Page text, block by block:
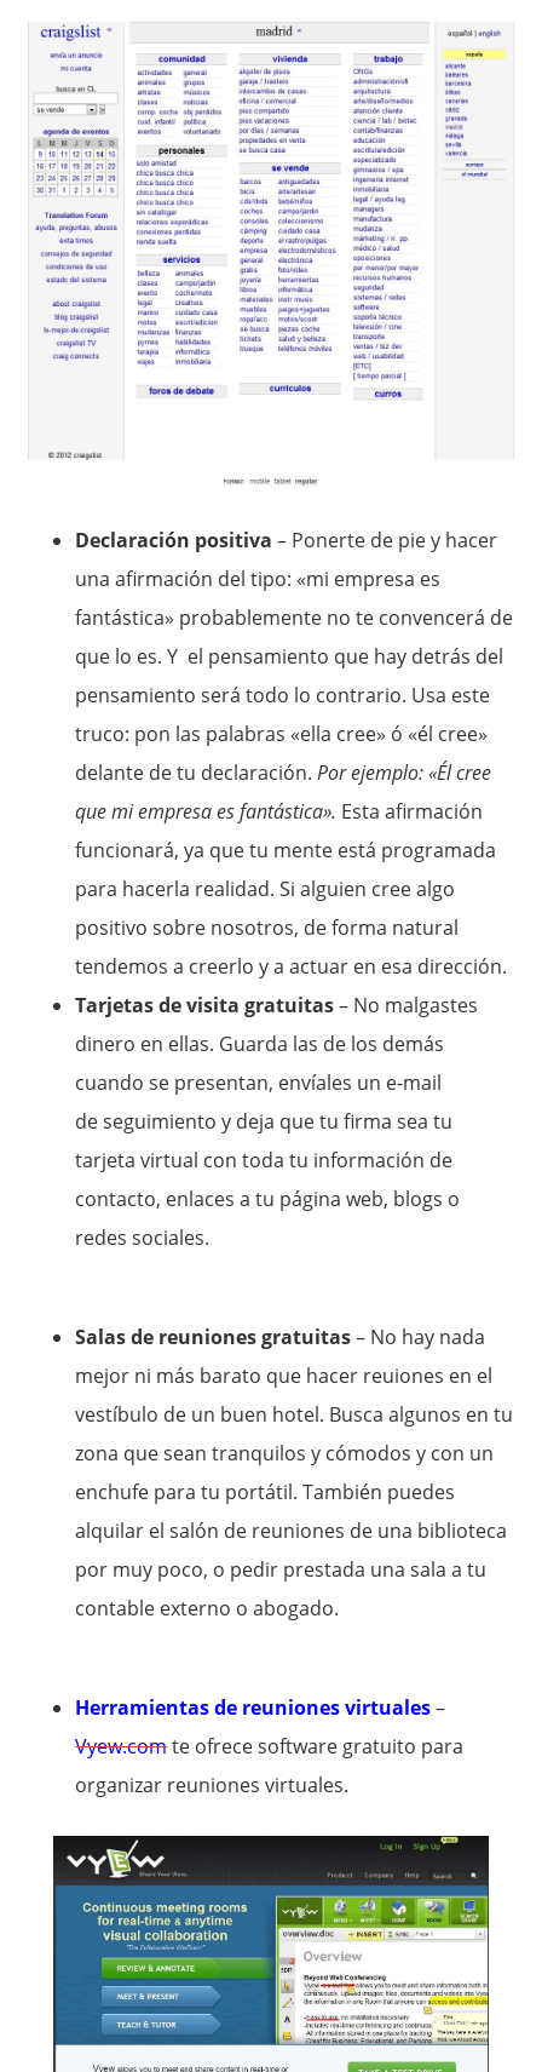
Declaración positiva – Ponerte de pie y hacer
una afirmación del tipo: «mi empresa es
fantástica» probablemente no te convencerá de
que lo es. Y el pensamiento que hay detrás del
pensamiento será todo lo contrario. Usa este
truco: pon las palabras «ella cree» ó «él cree»
delante de tu declaración.Por ejemplo: «Él cree
que mi empresa es fantástica». Esta afirmación
funcionará, ya que tu mente está programada
para hacerla realidad. Si alguien cree algo
positivo sobre nosotros, de forma natural
tendemos a creerlo y a actuar en esa dirección.
Tarjetas de visita gratuitas– No malgastes
dinero en ellas. Guarda las de los demás
cuando se presentan, envíales un e-mail
de seguimiento y deja que tu firma sea tu
tarjeta virtual con toda tu información de
contacto, enlaces a tu página web, blogs o
redes sociales.
Salas de reuniones gratuitas– No hay nada
mejor ni más barato que hacer reuiones en el
vestíbulo de un buen hotel. Busca algunos en tu
zona que sean tranquilos y cómodos y con un
enchufe para tu portátil. También puedes
alquilar el salón de reuniones de una biblioteca
por muy poco, o pedir prestada una sala a tu
contable externo o abogado.
Herramientas de reuniones virtuales–
Vyew.comte ofrece software gratuito para
organizar reuniones virtuales.